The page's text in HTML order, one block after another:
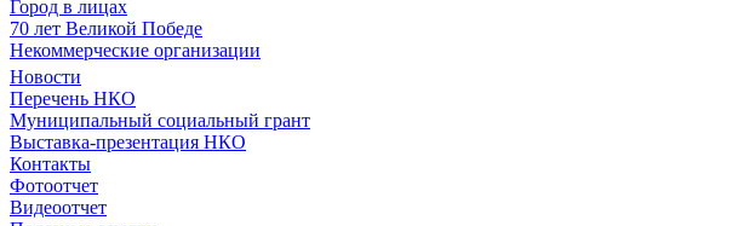
Город в лицах
70 лет Великой Победе
Некоммерческие организации
Новости
Перечень НКО
Муниципальный социальный грант
Выставка-презентация НКО
Контакты
Фотоотчет
Видеоотчет